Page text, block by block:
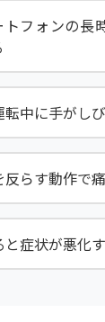
トフォンの長
転中に手がし
反らす動作で
と症状が悪化